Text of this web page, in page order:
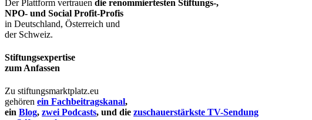
Der Plattform vertrauen die renommiertesten Stiftungs-,
NPO- und Social Profit-Profis
in Deutschland, Österreich und
der Schweiz.
Stiftungsexpertise
zum Anfassen
Zu stiftungsmarktplatz.eu
gehören ein Fachbeitragskanal,
ein Blog, zwei Podcasts, und die zuschauerstärkste TV-Sendung